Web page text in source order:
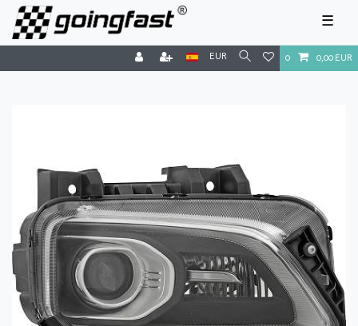
☰
EUR 0 0,00 EUR